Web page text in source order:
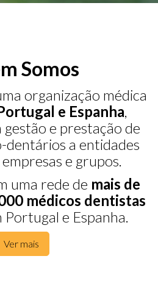
Somos
organização médica
e Espanha,
gestão e prestação de
dentários a entidades
e grupos.
uma rede de mais de
médicos dentistas
Portugal e Espanha.
Ver mais